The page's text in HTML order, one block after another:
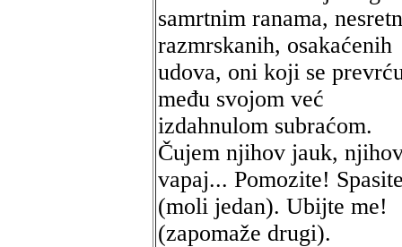
samrtnim ranama,
razmrskanih, osakaćenih
udova, oni koji se
među svojom već
izdahnulom subraćom.
Čujem njihov jauk,
vapaj... Pomozite!
(moli jedan). Ubijte me!
(zapomaže drugi).